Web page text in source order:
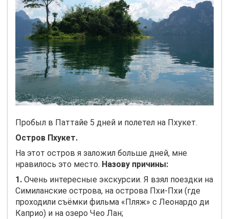
Пробыл в Паттайе 5 дней и полетел на Пхукет.
Остров Пхукет.
На этот остров я заложил больше дней, мне
нравилось это место. Назову причины:
1. Очень интересные экскурсии. Я взял поездки на
Симиланские острова, на острова Пхи-Пхи (где
проходили съёмки фильма «Пляж» с Леонардо ди
Каприо) и на озеро Чео Лан;